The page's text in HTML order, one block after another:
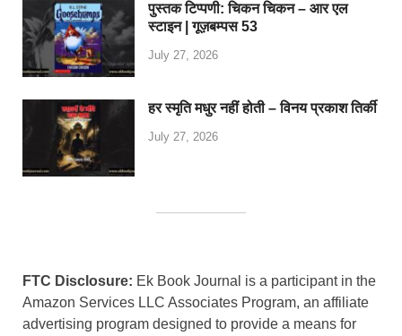
पुस्तक टिप्पणी: चिकन चिकन – आर एल
स्टाइन | गूज़बम्पस 53
July 27, 2026
हर स्मृति मधुर नहीं होती – विनय प्रकाश तिर्की
July 27, 2026
FTC Disclosure: Ek Book Journal is a participant in the
Amazon Services LLC Associates Program, an affiliate
advertising program designed to provide a means for